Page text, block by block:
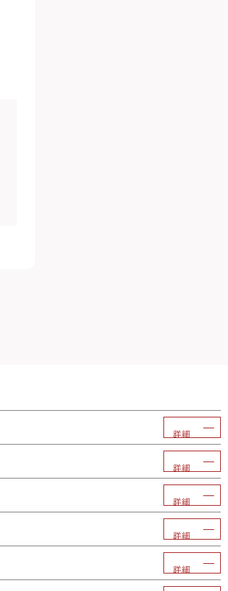
詳細
詳細
詳細
詳細
詳細